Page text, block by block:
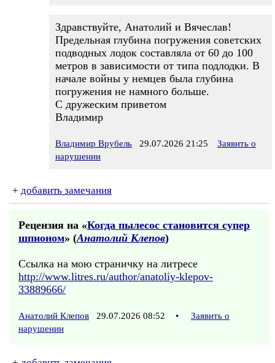
Здравствуйте, Анатолий и Вячеслав!
Предельная глубина погружения советских
подводных лодок составляла от 60 до 100
метров в зависимости от типа подлодки. В
начале войны у немцев была глубина
погружения не намного больше.
С дружеским приветом
Владимир
Владимир Врубель 29.07.2026 21:25
Заявить о
нарушении
+ добавить замечания
Рецензия на «Когда пылесос становится супер
шпионом» (Анатолий Клепов)
Ссылка на мою страничку на литресе
http://www.litres.ru/author/anatoliy-klepov-
33889666/
Анатолий Клепов 29.07.2026 08:52 •
Заявить о
нарушении